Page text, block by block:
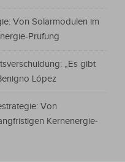
Von Solarmodulen im
Prüfung
„Es gibt
López
Von
Kernenergie-